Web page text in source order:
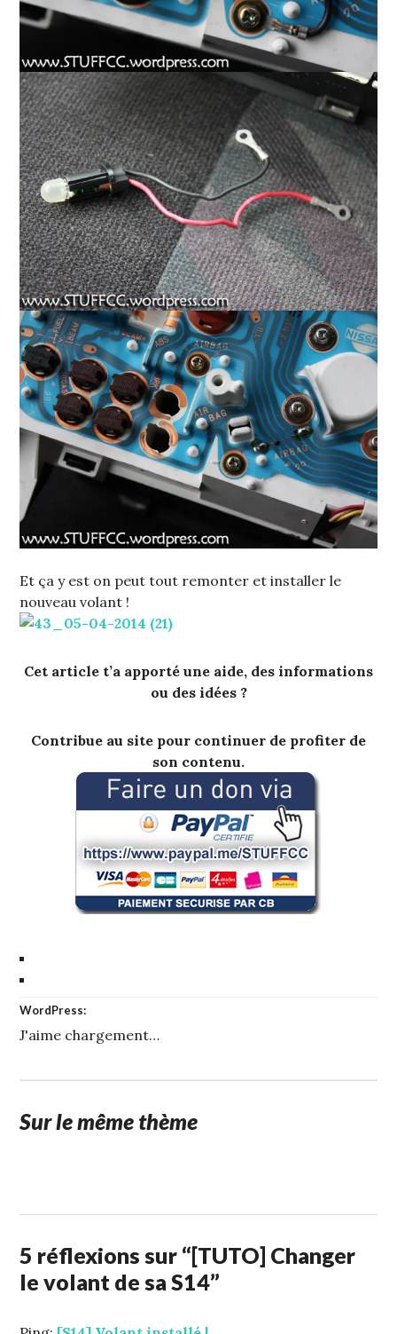
Et ça y est on peut tout remonter et installer le
nouveau volant !
Cet article t’a apporté une aide, des informations
ou des idées ?
Contribue au site pour continuer de profiter de
son contenu.
WordPress:
J'aime chargement…
Sur le même thème
5 réflexions sur “[TUTO] Changer
le volant de sa S14”